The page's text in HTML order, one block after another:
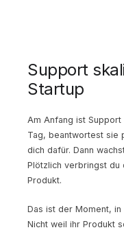
Support
Startup
Am Anfang ist
Tag, beantwortest sie
dich dafür. Dann
Plötzlich verbringst du
Produkt.
Das ist der Moment,
Nicht weil ihr Produkt